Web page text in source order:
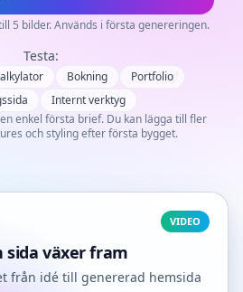
5 bilder. Används i första genereringen.
Testa:
Bokning
Portfolio
Internt verktyg
enkel första brief. Du kan lägga till fler
och styling efter första bygget.
VIDEO
sida växer fram
från idé till genererad hemsida